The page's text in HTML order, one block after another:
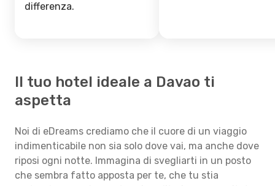
differenza.
Il tuo hotel ideale a Davao ti
aspetta
Noi di eDreams crediamo che il cuore di un viaggio
indimenticabile non sia solo dove vai, ma anche dove
riposi ogni notte. Immagina di svegliarti in un posto
che sembra fatto apposta per te, che tu stia